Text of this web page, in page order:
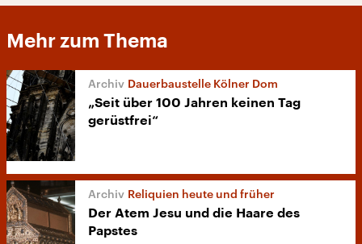
Mehr zum Thema
Dauerbaustelle Kölner Dom
„Seit über 100 Jahren keinen Tag
gerüstfrei“
Reliquien heute und früher
Der Atem Jesu und die Haare des
Papstes